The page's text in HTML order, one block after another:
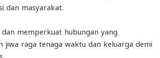
dan masyarakat.
memperkuat hubungan yang
raga tenaga waktu dan keluarga demi